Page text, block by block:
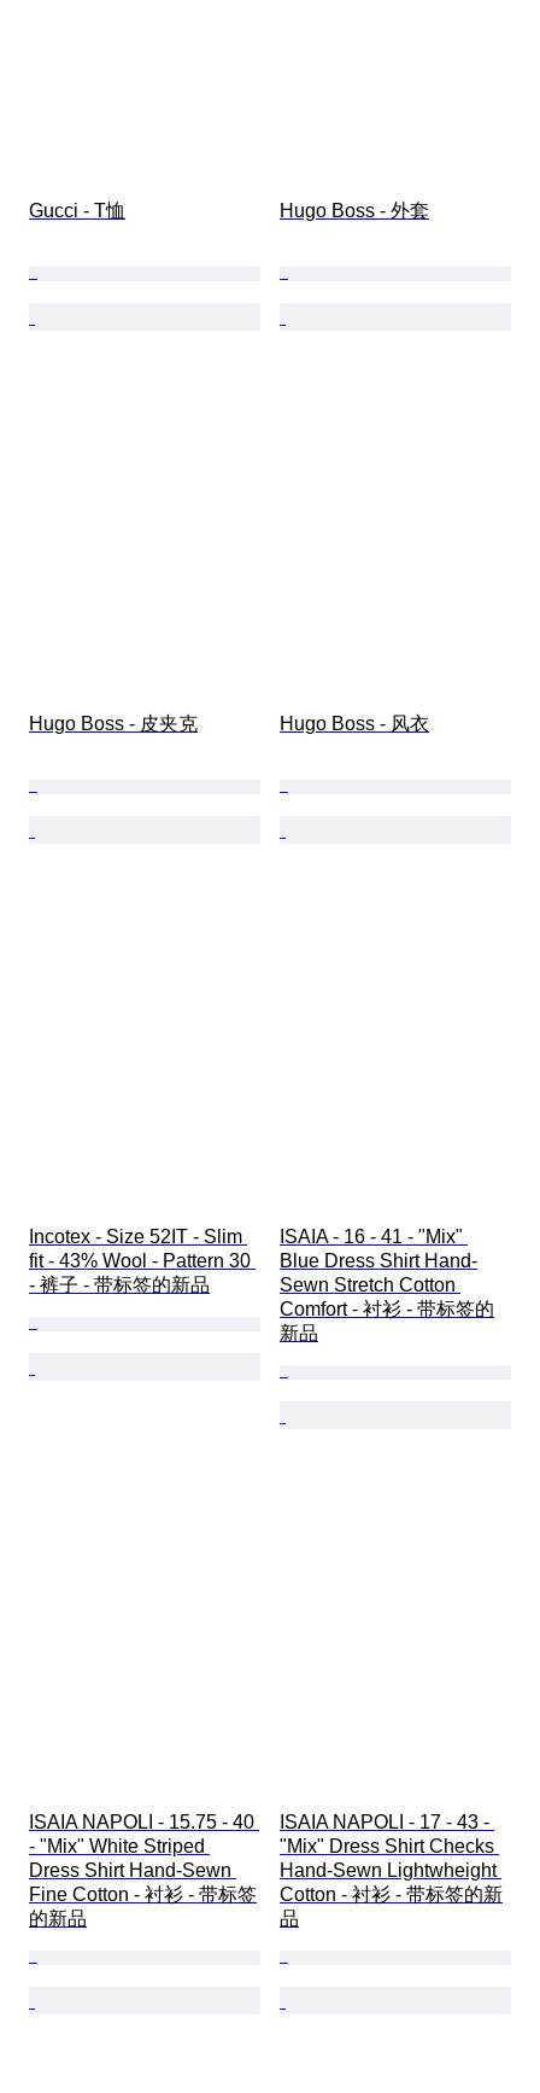
Gucci - T恤 Hugo Boss - 外套
Hugo Boss - 皮夹克 Hugo Boss - 风衣
Incotex - Size 52IT - Slim
fit - 43% Wool - Pattern 30
- 裤子 - 带标签的新品
ISAIA - 16 - 41 - "Mix"
Blue Dress Shirt Hand-
Sewn Stretch Cotton
Comfort - 衬衫 - 带标签的
新品
ISAIA NAPOLI - 15.75 - 40
- "Mix" White Striped
Dress Shirt Hand-Sewn
Fine Cotton - 衬衫 - 带标签
的新品
ISAIA NAPOLI - 17 - 43 -
"Mix" Dress Shirt Checks
Hand-Sewn Lightwheight
Cotton - 衬衫 - 带标签的新
品